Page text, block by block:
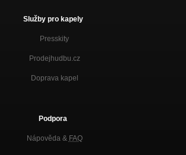
Služby pro kapely
Presskity
Prodejhudbu.cz
Doprava kapel
Podpora
Nápověda & FAQ